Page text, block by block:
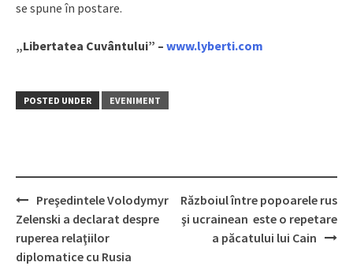
se spune în postare.
„Libertatea Cuvântului” – www.lyberti.com
POSTED UNDER EVENIMENT
Post
navigation
Preşedintele Volodymyr
Zelenski a declarat despre
ruperea relaţiilor
diplomatice cu Rusia
Războiul între popoarele rus
şi ucrainean este o repetare
a păcatului lui Cain